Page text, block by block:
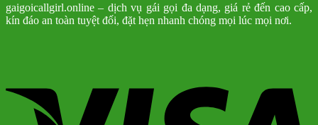
gaigoicallgirl.online – dịch vụ gái gọi đa dạng, giá rẻ đến cao cấp,
kín đáo an toàn tuyệt đối, đặt hẹn nhanh chóng mọi lúc mọi nơi.